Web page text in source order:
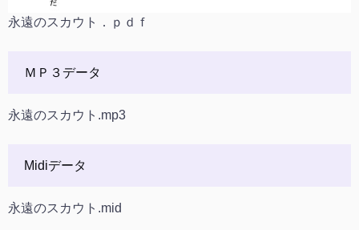
永遠のスカウト．ｐｄｆ
ＭＰ３データ
永遠のスカウト.mp3
Midiデータ
永遠のスカウト.mid